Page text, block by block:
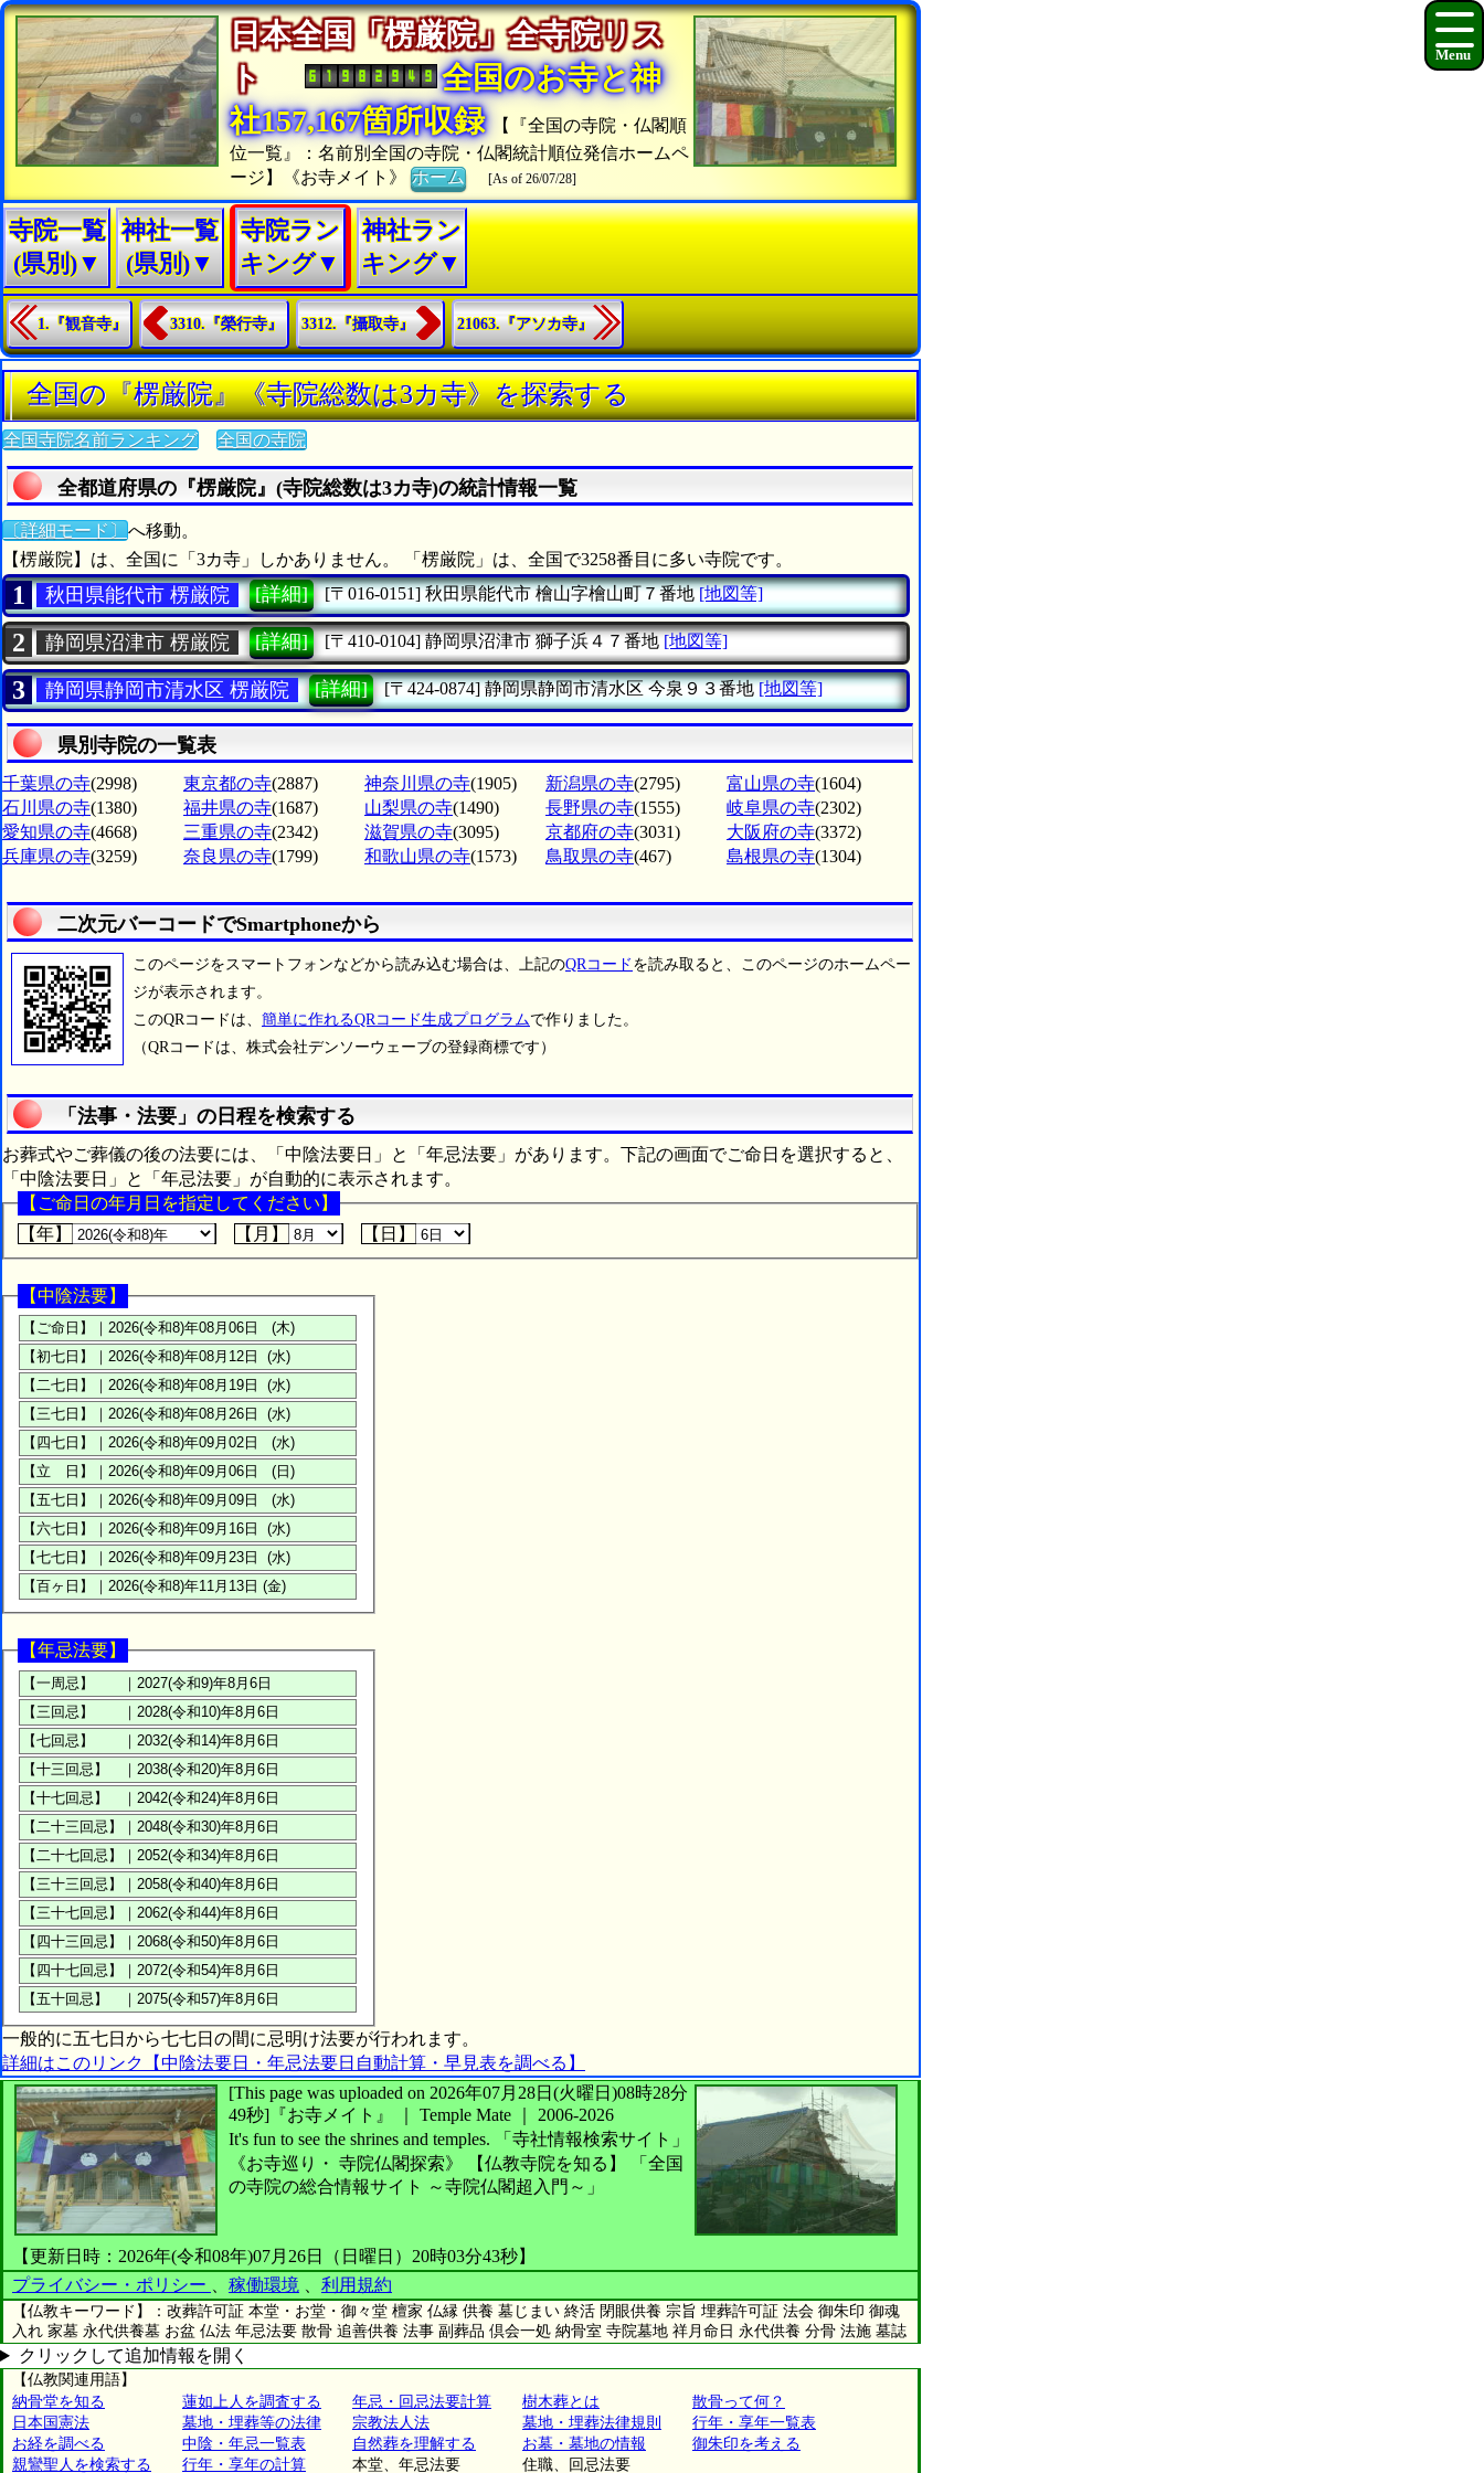
日本全国「楞厳院」全寺院リス
ト
全国のお寺と神
社157,167箇所収録
【『全国の寺院・仏閣順
位一覧』：名前別全国の寺院・仏閣統計順位発信ホームペ
ージ】《お寺メイト》ホーム [As of 26/07/28]
寺院一覧
(県別)▼
神社一覧
(県別)▼
寺院ラン
キング▼
神社ラン
キング▼
1.『観音寺』 3310.『榮行寺』 3312.『攝取寺』 21063.『アソカ寺』
全国の『楞厳院』《寺院総数は3カ寺》を探索する
全国寺院名前ランキング 全国の寺院
全都道府県の『楞厳院』(寺院総数は3カ寺)の統計情報一覧
〔詳細モード〕 へ移動。
【楞厳院】は、全国に「3カ寺」しかありません。 「楞厳院」は、全国で3258番目に多い寺院です。
1 秋田県能代市 楞厳院 [詳細] [〒016-0151] 秋田県能代市檜山字檜山町７番地 [地図等]
2 静岡県沼津市 楞厳院 [詳細] [〒410-0104] 静岡県沼津市 獅子浜４７番地 [地図等]
3 静岡県静岡市清水区 楞厳院 [詳細] [〒424-0874] 静岡県静岡市清水区今泉９３番地 [地図等]
県別寺院の一覧表
千葉県の寺(2998) 東京都の寺(2887) 神奈川県の寺(1905) 新潟県の寺(2795) 富山県の寺(1604)
石川県の寺(1380) 福井県の寺(1687) 山梨県の寺(1490) 長野県の寺(1555) 岐阜県の寺(2302)
愛知県の寺(4668) 三重県の寺(2342) 滋賀県の寺(3095) 京都府の寺(3031) 大阪府の寺(3372)
兵庫県の寺(3259) 奈良県の寺(1799) 和歌山県の寺(1573) 鳥取県の寺(467) 島根県の寺(1304)
二次元バーコードでSmartphoneから
このページをスマートフォンなどから読み込む場合は、上記のQRコード を読み取ると、このページのホームペー
ジが表示されます。
このQRコードは、 簡単に作れるQRコード生成プログラムで作りました。
（QRコードは、株式会社デンソーウェーブの登録商標です）
「法事・法要」の日程を検索する
お葬式やご葬儀の後の法要には、「中陰法要日」と「年忌法要」があります。下記の画面でご命日を選択すると、
「中陰法要日」と「年忌法要」が自動的に表示されます。
【ご命日の年月日を指定してください】
【年】
【月】 【日】
【中陰法要】
【年忌法要】
一般的に五七日から七七日の間に忌明け法要が行われます。
詳細はこのリンク【中陰法要日・年忌法要日自動計算・早見表を調べる】
[This page was uploaded on 2026年07月28日(火曜日)08時28分
49秒] 『お寺メイト』 ｜ Temple Mate
2006-2026
It's fun to see the shrines and temples.
「寺社情報検索サイト」
《お寺巡り・ 寺院仏閣探索》 【仏教寺院を知る】
「全国
の寺院の総合情報サイト ～寺院仏閣超入門～」
【更新日時：2026年(令和08年)07月26日（日曜日）20時03分43秒】
プライバシー・ポリシー
稼働環境 利用規約
【仏教キーワード】：改葬許可証 本堂・お堂・御々堂 檀家 仏縁 供養 墓じまい 終活 閉眼供養 宗旨 埋葬許可証 法会 御朱印 御魂
入れ 家墓 永代供養墓 お盆 仏法 年忌法要 散骨 追善供養 法事 副葬品 倶会一処 納骨室 寺院墓地 祥月命日 永代供養 分骨 法施 墓誌
クリックして追加情報を開く
【仏教関連用語】
納骨堂を知る
蓮如上人を調査する 年忌・回忌法要計算 樹木葬とは
散骨って何？
日本国憲法
墓地・埋葬等の法律 宗教法人法 墓地・埋葬法律規則
行年・享年一覧表
お経を調べる
中陰・年忌一覧表 自然葬を理解する お墓・墓地の情報
御朱印を考える
親鸞聖人を検索する
行年・享年の計算 本堂、年忌法要 住職、回忌法要